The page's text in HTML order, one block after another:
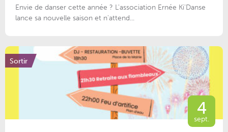
Envie de danser cette année ? L'association Ernée Ki'Danse
lance sa nouvelle saison et n'attend...
Sortir
4
sept.